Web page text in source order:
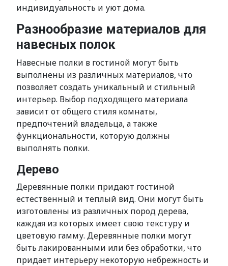
индивидуальность и уют дома.
Разнообразие материалов для
навесных полок
Навесные полки в гостиной могут быть
выполнены из различных материалов, что
позволяет создать уникальный и стильный
интерьер. Выбор подходящего материала
зависит от общего стиля комнаты,
предпочтений владельца, а также
функциональности, которую должны
выполнять полки.
Дерево
Деревянные полки придают гостиной
естественный и теплый вид. Они могут быть
изготовлены из различных пород дерева,
каждая из которых имеет свою текстуру и
цветовую гамму. Деревянные полки могут
быть лакированными или без обработки, что
придает интерьеру некоторую небрежность и